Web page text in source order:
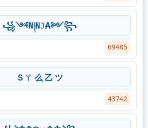
꧁༺₦༏₦ℑ₳༻꧂
69485
Ｓㄚ 么 乙 ツ
43742